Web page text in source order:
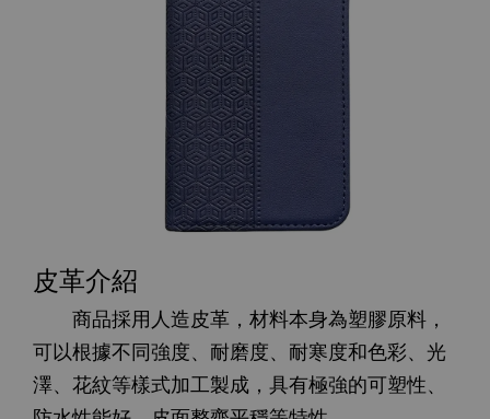
皮革介紹
商品採用人造皮革，材料本身為塑膠原料，
可以根據不同強度、耐磨度、耐寒度和色彩、光
澤、花紋等樣式加工製成，具有極強的可塑性、